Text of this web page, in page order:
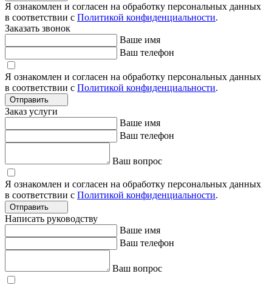
Я ознакомлен и согласен на обработку персональных данных
в соответствии с Политикой конфиденциальности.
Заказать звонок
Ваше имя
Ваш телефон
Я ознакомлен и согласен на обработку персональных данных
в соответствии с Политикой конфиденциальности.
Отправить
Заказ услуги
Ваше имя
Ваш телефон
Ваш вопрос
Я ознакомлен и согласен на обработку персональных данных
в соответствии с Политикой конфиденциальности.
Отправить
Написать руководству
Ваше имя
Ваш телефон
Ваш вопрос